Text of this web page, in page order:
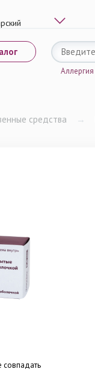
Аллергия
средства →
совпадать